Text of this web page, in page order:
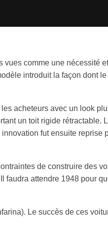
vues comme une nécessité
introduit la façon dont
acheteurs avec un look
un toit rigide rétractable.
fut ensuite reprise
de construire des
faudra attendre 1948 pour
Le succès de ces